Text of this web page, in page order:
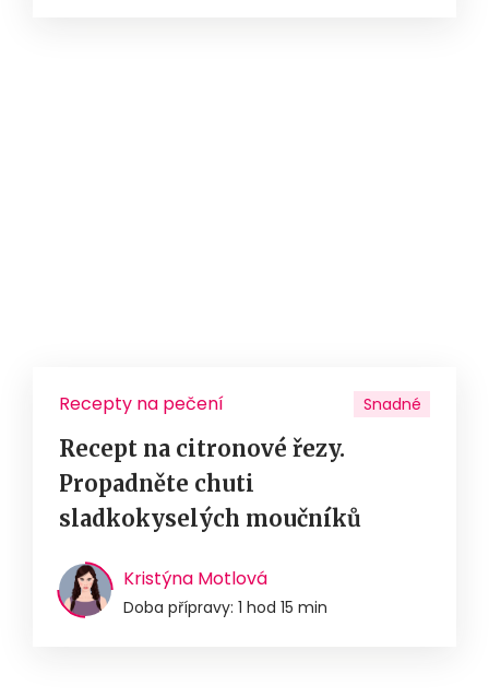
Recepty na pečení Snadné
Recept na citronové řezy.
Propadněte chuti
sladkokyselých moučníků
Kristýna Motlová
Doba přípravy: 1 hod 15 min